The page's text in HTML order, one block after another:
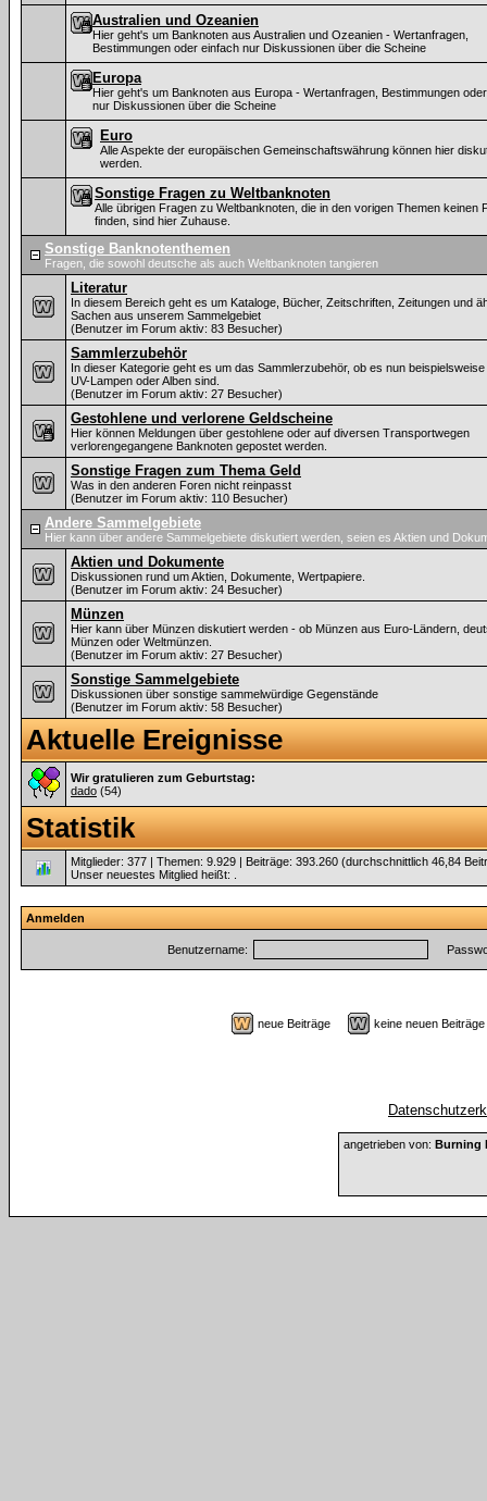
Australien und Ozeanien
Hier geht's um Banknoten aus Australien und Ozeanien - Wertanfragen,
Bestimmungen oder einfach nur Diskussionen über die Scheine
Europa
Hier geht's um Banknoten aus Europa - Wertanfragen, Bestimmungen
nur Diskussionen über die Scheine
Euro
Alle Aspekte der europäischen Gemeinschaftswährung können hier
werden.
Sonstige Fragen zu Weltbanknoten
Alle übrigen Fragen zu Weltbanknoten, die in den vorigen Themen keinen
finden, sind hier Zuhause.
Sonstige Banknotenthemen
Fragen, die sowohl deutsche als auch Weltbanknoten tangieren
Literatur
In diesem Bereich geht es um Kataloge, Bücher, Zeitschriften, Zeitungen und
Sachen aus unserem Sammelgebiet
(Benutzer im Forum aktiv: 83 Besucher)
Sammlerzubehör
In dieser Kategorie geht es um das Sammlerzubehör, ob es nun
UV-Lampen oder Alben sind.
(Benutzer im Forum aktiv: 27 Besucher)
Gestohlene und verlorene Geldscheine
Hier können Meldungen über gestohlene oder auf diversen Transportwegen
verlorengegangene Banknoten gepostet werden.
Sonstige Fragen zum Thema Geld
Was in den anderen Foren nicht reinpasst
(Benutzer im Forum aktiv: 110 Besucher)
Andere Sammelgebiete
Hier kann über andere Sammelgebiete diskutiert werden, seien es Aktien und
Aktien und Dokumente
Diskussionen rund um Aktien, Dokumente, Wertpapiere.
(Benutzer im Forum aktiv: 24 Besucher)
Münzen
Hier kann über Münzen diskutiert werden - ob Münzen aus Euro-Ländern,
Münzen oder Weltmünzen.
(Benutzer im Forum aktiv: 27 Besucher)
Sonstige Sammelgebiete
Diskussionen über sonstige sammelwürdige Gegenstände
(Benutzer im Forum aktiv: 58 Besucher)
Aktuelle Ereignisse
Wir gratulieren zum Geburtstag:
dado (54)
Statistik
Mitglieder: 377 | Themen: 9.929 | Beiträge: 393.260 (durchschnittlich 46,84
Unser neuestes Mitglied heißt:
Anmelden
Benutzername:
neue Beiträge keine neuen
angetrieben von: Burning